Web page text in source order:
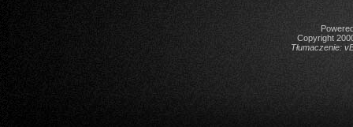
Copyright
Tłumaczenie: